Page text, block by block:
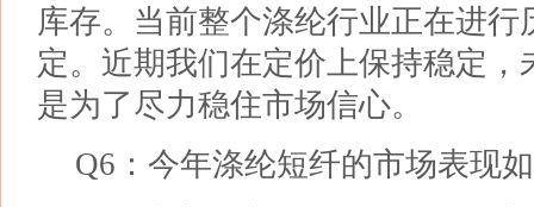
库存。当前整个涤纶行业正在进
定。近期我们在定价上保持稳定
是为了尽力稳住市场信心。
Q6：今年涤纶短纤的市场表现